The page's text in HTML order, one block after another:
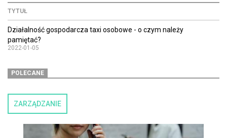
TYTUŁ
Działalność gospodarcza taxi osobowe - o czym należy
pamiętać?
2022-01-05
POLECANE
ZARZĄDZANIE